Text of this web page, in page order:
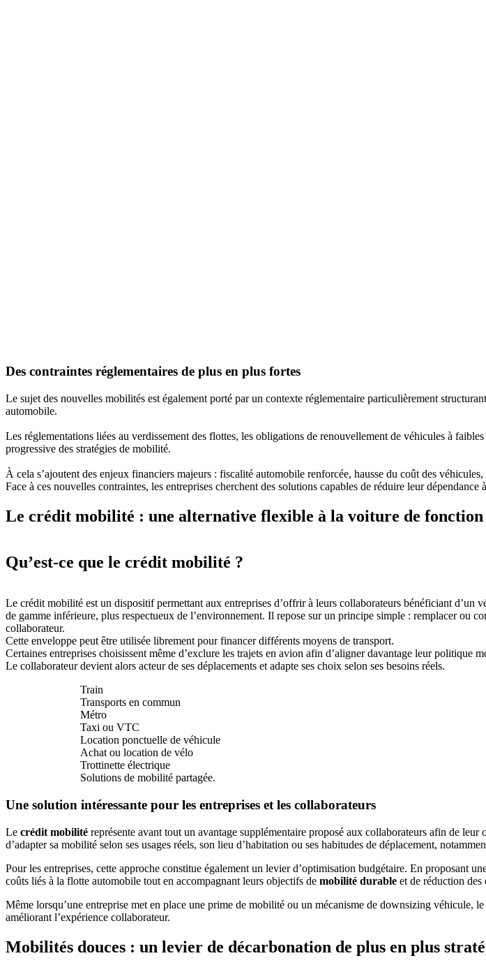
Des contraintes réglementaires de plus en plus fortes
Le sujet des nouvelles mobilités est également porté par un contexte réglementaire particulièrement
automobile.
Les réglementations liées au verdissement des flottes, les obligations de renouvellement de véhicules à
progressive des stratégies de mobilité.
À cela s’ajoutent des enjeux financiers majeurs : fiscalité automobile renforcée, hausse du coût des
Face à ces nouvelles contraintes, les entreprises cherchent des solutions capables de réduire leur
Le crédit mobilité : une alternative flexible à la voiture de fonction
Qu’est-ce que le crédit mobilité ?
Le crédit mobilité est un dispositif permettant aux entreprises d’offrir à leurs collaborateurs bénéficiant
de gamme inférieure, plus respectueux de l’environnement. Il repose sur un principe simple : remplacer ou
collaborateur.
Cette enveloppe peut être utilisée librement pour financer différents moyens de transport.
Certaines entreprises choisissent même d’exclure les trajets en avion afin d’aligner davantage leur politique
Le collaborateur devient alors acteur de ses déplacements et adapte ses choix selon ses besoins réels.
Train
Transports en commun
Métro
Taxi ou VTC
Location ponctuelle de véhicule
Achat ou location de vélo
Trottinette électrique
Solutions de mobilité partagée.
Une solution intéressante pour les entreprises et les collaborateurs
Le crédit mobilité représente avant tout un avantage supplémentaire proposé aux collaborateurs afin de
d’adapter sa mobilité selon ses usages réels, son lieu d’habitation ou ses habitudes de déplacement,
Pour les entreprises, cette approche constitue également un levier d’optimisation budgétaire. En proposant
coûts liés à la flotte automobile tout en accompagnant leurs objectifs de mobilité durable et de réduction des
Même lorsqu’une entreprise met en place une prime de mobilité ou un mécanisme de downsizing véhicule,
améliorant l’expérience collaborateur.
Mobilités douces : un levier de décarbonation de plus en plus